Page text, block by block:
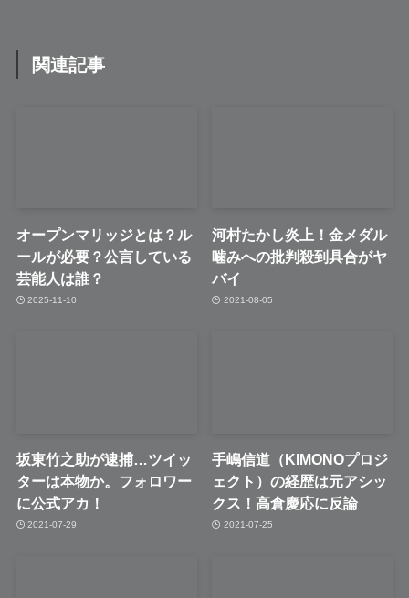
関連記事
オープンマリッジとは？ル
ールが必要？公言している
芸能人は誰？
2025-11-10
河村たかし炎上！金メダル
噛みへの批判殺到具合がヤ
バイ
2021-08-05
坂東竹之助が逮捕…ツイッ
ターは本物か。フォロワー
に公式アカ！
2021-07-29
手嶋信道（KIMONOプロジ
ェクト）の経歴は元アシッ
クス！高倉慶応に反論
2021-07-25